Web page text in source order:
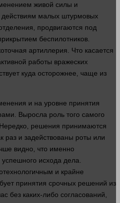
живой силы и
действиям малых штурмовых
продвигаются под
беспилотников.
артиллерия. Что касается
работы вражеских
куда осторожнее, чаще из
и на уровне принятия
Выросла роль того самого
решения принимаются
раз и задействованы роты или
видно, что именно
исхода дела
и крайне
принятия срочных решений из
без каких-либо согласований,